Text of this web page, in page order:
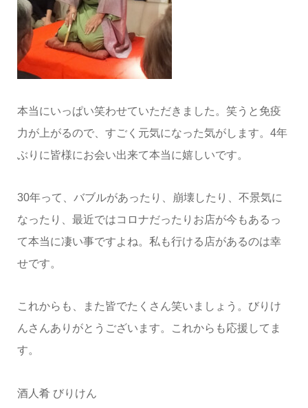
本当にいっぱい笑わせていただきました。笑うと免疫
力が上がるので、すごく元気になった気がします。4年
ぶりに皆様にお会い出来て本当に嬉しいです。
30年って、バブルがあったり、崩壊したり、不景気に
なったり、最近ではコロナだったりお店が今もあるっ
て本当に凄い事ですよね。私も行ける店があるのは幸
せです。
これからも、また皆でたくさん笑いましょう。びりけ
んさんありがとうございます。これからも応援してま
す。
酒人肴 びりけん